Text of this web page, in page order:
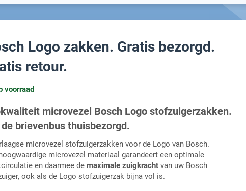
Logo zakken. Gratis bezorgd.
retour.
voorraad
microvezel Bosch Logo stofzuigerzakken.
brievenbus thuisbezorgd.
microvezel stofzuigerzakken voor de Logo van Bosch.
microvezel materiaal garandeert een optimale
en daarmee de maximale zuigkrachtvan uw Bosch
ook als de Logo stofzuigerzak bijna vol is.